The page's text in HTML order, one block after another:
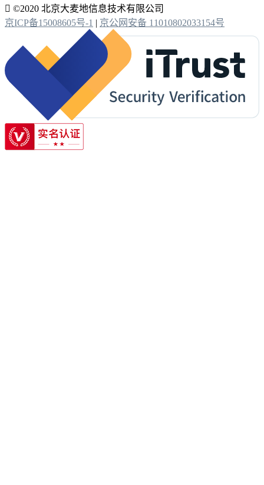
 ©2020 北京大麦地信息技术有限公司
京ICP备15008605号-1 | 京公网安备 11010802033154号